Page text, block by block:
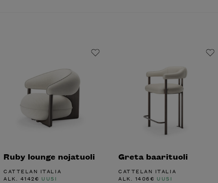
Ruby lounge nojatuoli
CATTELAN ITALIA
ALK. 4142€ UUSI
Greta baarituoli
CATTELAN ITALIA
ALK. 1406€ UUSI